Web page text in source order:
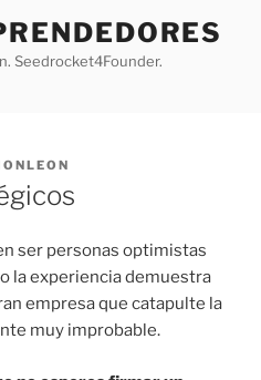
Seedrocket4Founder.
ser personas optimistas
la experiencia demuestra
empresa que catapulte la
muy improbable.